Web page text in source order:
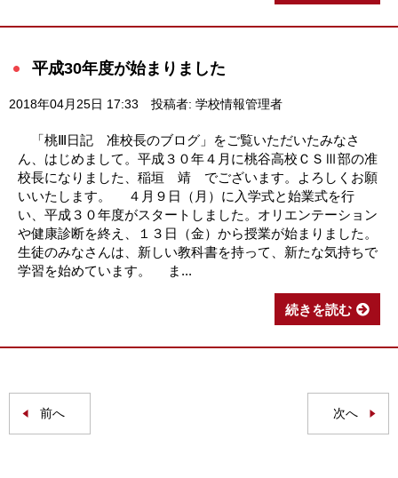
平成30年度が始まりました
2018年04月25日 17:33 投稿者: 学校情報管理者
「桃Ⅲ日記 准校長のブログ」をご覧いただいたみなさ
ん、はじめまして。平成３０年４月に桃谷高校ＣＳⅢ部の准
校長になりました、稲垣 靖 でございます。よろしくお願
いいたします。 ４月９日（月）に入学式と始業式を行
い、平成３０年度がスタートしました。オリエンテーション
や健康診断を終え、１３日（金）から授業が始まりました。
生徒のみなさんは、新しい教科書を持って、新たな気持ちで
学習を始めています。 ま...
続きを読む
前へ 次へ